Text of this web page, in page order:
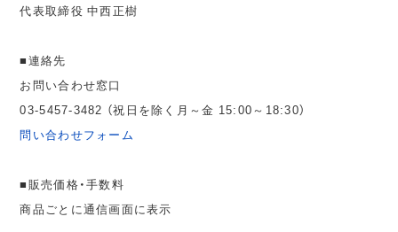
代表取締役 中西正樹
■連絡先
お問い合わせ窓口
03-5457-3482 （祝日を除く月～金 15:00～18:30）
問い合わせフォーム
■販売価格・手数料
商品ごとに通信画面に表示